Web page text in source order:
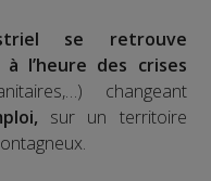
se retrouve
l’heure des crises
changeant
sur un territoire